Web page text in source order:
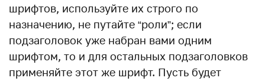
шрифтов, используйте их строго по
назначению, не путайте “роли”; если
подзаголовок уже набран вами одним
шрифтом, то и для остальных подзаголовков
применяйте этот же шрифт. Пусть будет